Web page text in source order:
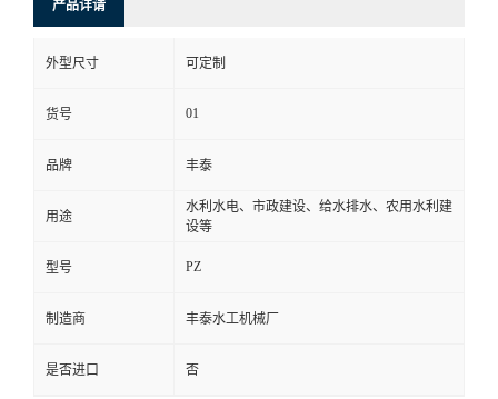
产品详请
外型尺寸 可定制
货号 01
品牌 丰泰
用途
水利水电、市政建设、给水排水、农用水利建
设等
型号 PZ
制造商 丰泰水工机械厂
是否进口 否